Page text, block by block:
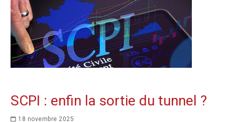
SCPI : enfin la sortie du tunnel ?
18 novembre 2025